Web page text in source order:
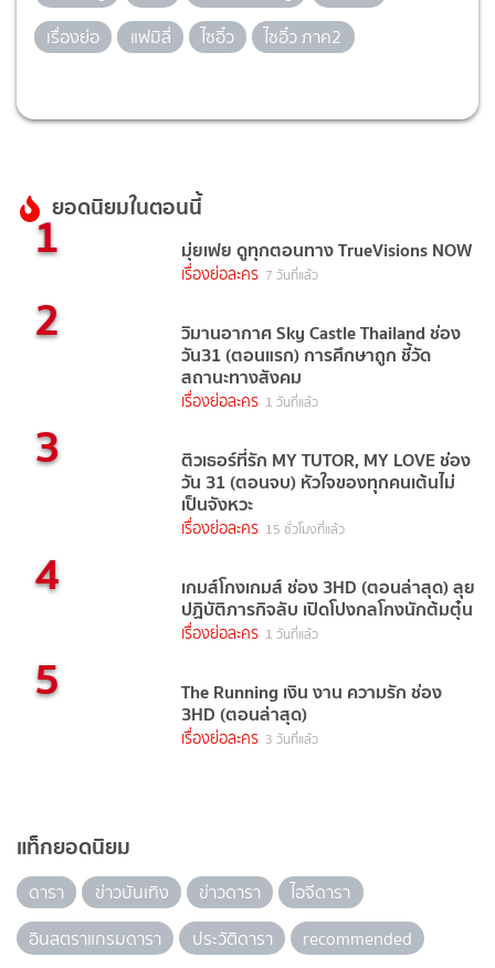
เรื่องย่อ
แฟมิลี่ ไซอิ๋ว ไซอิ๋ว ภาค2
ยอดนิยมในตอนนี้
1 มุ่ยเฟย ดูทุกตอนทาง TrueVisions NOW
เรื่องย่อละคร 7 วันที่แล้ว
2 วิมานอากาศ Sky Castle Thailand ช่อง
วัน31 (ตอนแรก) การศึกษาถูก ชี้วัด
สถานะทางสังคม
เรื่องย่อละคร 1 วันที่แล้ว
3 ติวเธอร์ที่รัก MY TUTOR, MY LOVE ช่อง
วัน 31 (ตอนจบ) หัวใจของทุกคนเต้นไม่
เป็นจังหวะ
เรื่องย่อละคร 15 ชั่วโมงที่แล้ว
4 เกมส์โกงเกมส์ ช่อง 3HD (ตอนล่าสุด) ลุย
ปฏิบัติภารกิจลับ เปิดโปงกลโกงนักต้มตุ๋น
เรื่องย่อละคร 1 วันที่แล้ว
5 The Running เงิน งาน ความรัก ช่อง
3HD (ตอนล่าสุด)
เรื่องย่อละคร 3 วันที่แล้ว
แท็กยอดนิยม
ดารา ข่าวบันเทิง ข่าวดารา
ไอจีดารา
อินสตราแกรมดารา
ประวัติดารา
recommended